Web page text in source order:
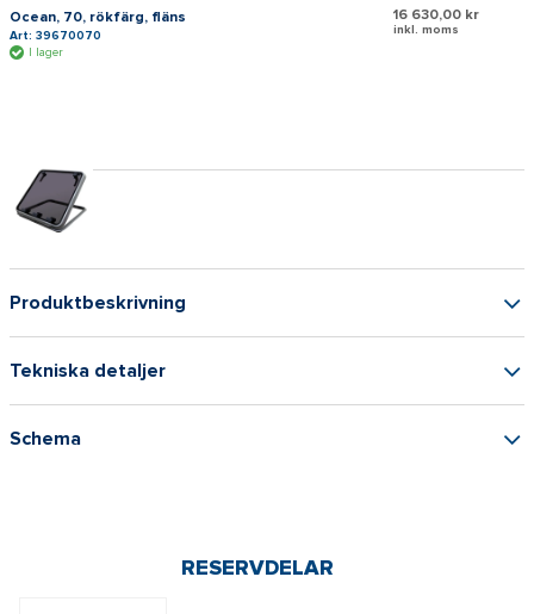
Ocean, 70, rökfärg, fläns
Art: 39670070
I lager
16 630,00 kr
inkl. moms
Produktbeskrivning
Tekniska detaljer
Schema
RESERVDELAR